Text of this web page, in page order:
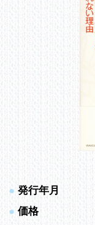
● 発行年月
● 価格